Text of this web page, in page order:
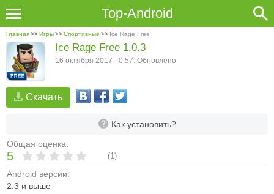
Top-Android
Главная>>Игры>>Спортивные >> Ice Rage Free
Скачать
Как установить?
Общая оценка:
5 (1)
Android версии:
2.3 и выше
Ice Rage Free 1.0.3
16 октября 2017 - 0:57. Обновлено